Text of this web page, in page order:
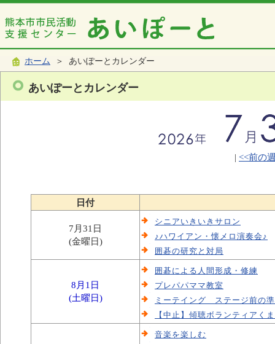
ホーム ＞ あいぽーとカレンダー
あいぽーとカレンダー
| <<前の
日付
7月31日
(金曜日)
シニアいきいきサロン
♪ハワイアン・懐メロ演奏会♪
囲碁の研究と対局
8月1日
(土曜日)
囲碁による人間形成・修練
プレパパママ教室
ミーテイング ステージ前の
【中止】傾聴ボランティアく
音楽を楽しむ